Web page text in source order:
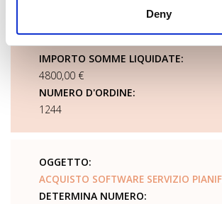
Deny
PROCEDURA DI SCELTA DEL
IMPORTO SOMME LIQUIDATE:
4800,00 €
NUMERO D'ORDINE:
1244
OGGETTO:
ACQUISTO SOFTWARE SERVIZIO
DETERMINA NUMERO: